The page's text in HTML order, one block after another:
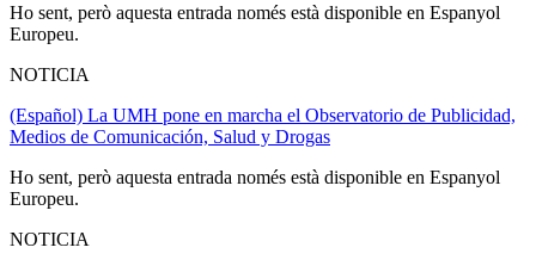
Ho sent, però aquesta entrada només està disponible en Espanyol
Europeu.
NOTICIA
(Español) La UMH pone en marcha el Observatorio de Publicidad,
Medios de Comunicación, Salud y Drogas
Ho sent, però aquesta entrada només està disponible en Espanyol
Europeu.
NOTICIA